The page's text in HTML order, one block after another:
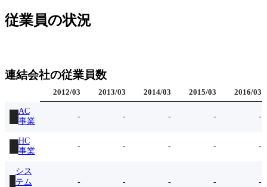
従業員の状況
連結会社の従業員数
2012/03 2013/03 2014/03 2015/03 2016/03
AC
事業
- - - - -
HC
事業
- - - - -
シス
テム
- - - - -